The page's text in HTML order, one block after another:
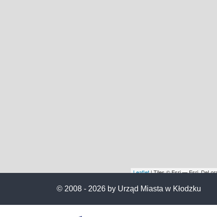
Leaflet| Tiles © Esri — Esri,
© 2008 - 2026 by Urząd Miasta w Kłodzku